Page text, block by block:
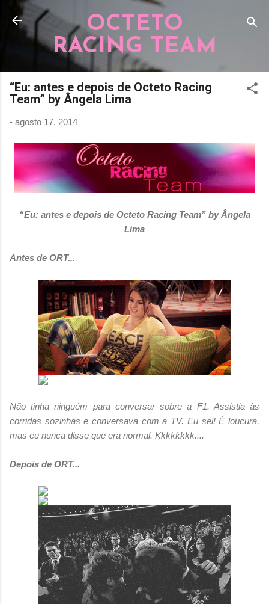
Pular para o conteúdo principal
OCTETO
RACING TEAM
“Eu: antes e depois de Octeto Racing
Team” by Ângela Lima
- agosto 17, 2014
“Eu: antes e depois de Octeto Racing Team” by Ângela
Lima
Antes de ORT...
Não tinha ninguém para conversar sobre a F1. Assistia às
corridas sozinhas e conversava com a TV. Eu sei! É loucura,
mas eu nunca disse que era normal. Kkkkkkkk....
Depois de ORT...